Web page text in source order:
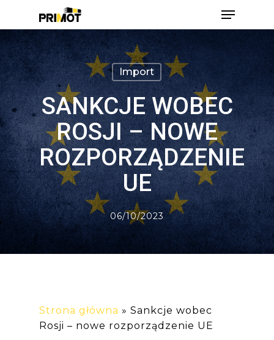
main
content
Menu
Import
SANKCJE WOBEC
ROSJI – NOWE
ROZPORZĄDZENIE
UE
06/10/2023
Strona główna » Sankcje wobec
Rosji – nowe rozporządzenie UE
Menu